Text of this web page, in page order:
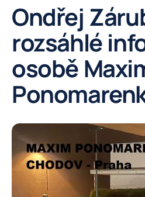
Ondřej
rozsáhlé
osobě